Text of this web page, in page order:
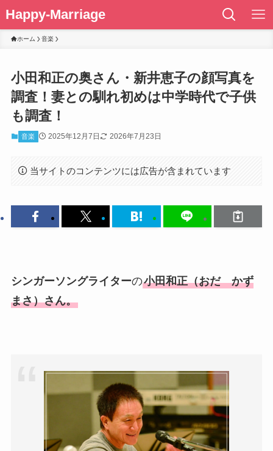
Happy-Marriage
ホーム 音楽
小田和正の奥さん・新井恵子の顔写真を
調査！妻との馴れ初めは中学時代で子供
も調査！
音楽 2025年12月7日 2026年7月23日
当サイトのコンテンツには広告が含まれています
シンガーソングライターの小田和正（おだ かず
まさ）さん。